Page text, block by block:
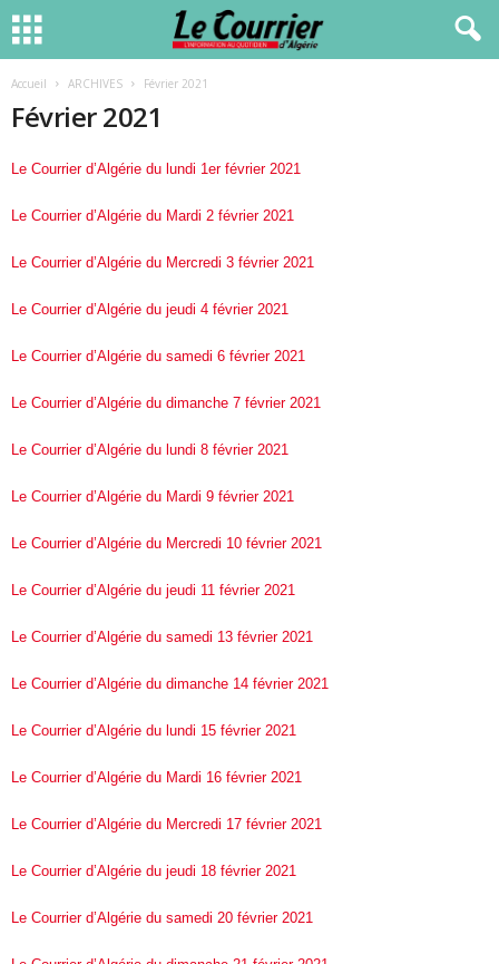
Accueil ARCHIVES Février 2021
Février 2021
Le Courrier d’Algérie du lundi 1er février 2021
Le Courrier d’Algérie du Mardi 2 février 2021
Le Courrier d’Algérie du Mercredi 3 février 2021
Le Courrier d’Algérie du jeudi 4 février 2021
Le Courrier d’Algérie du samedi 6 février 2021
Le Courrier d’Algérie du dimanche 7 février 2021
Le Courrier d’Algérie du lundi 8 février 2021
Le Courrier d’Algérie du Mardi 9 février 2021
Le Courrier d’Algérie du Mercredi 10 février 2021
Le Courrier d’Algérie du jeudi 11 février 2021
Le Courrier d’Algérie du samedi 13 février 2021
Le Courrier d’Algérie du dimanche 14 février 2021
Le Courrier d’Algérie du lundi 15 février 2021
Le Courrier d’Algérie du Mardi 16 février 2021
Le Courrier d’Algérie du Mercredi 17 février 2021
Le Courrier d’Algérie du jeudi 18 février 2021
Le Courrier d’Algérie du samedi 20 février 2021